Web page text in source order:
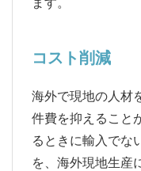
コスト削減
海外で現地の人材
件費を抑えること
るときに輸入でな
を、海外現地生産